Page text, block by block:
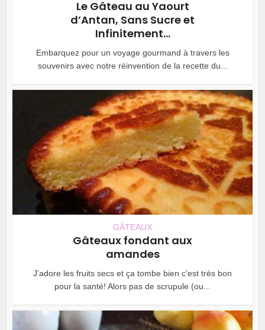
Le Gâteau au Yaourt
d’Antan, Sans Sucre et
Infinitement...
Embarquez pour un voyage gourmand à travers les
souvenirs avec notre réinvention de la recette du...
GÂTEAUX
Gâteaux fondant aux
amandes
J’adore les fruits secs et ça tombe bien c’est très bon
pour la santé! Alors pas de scrupule (ou...